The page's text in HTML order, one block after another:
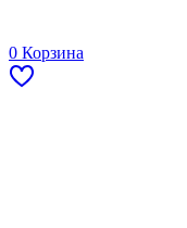
0 Корзина